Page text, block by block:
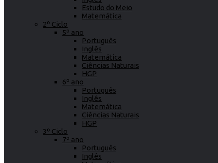
Estudo do Meio
Matemática
2º Ciclo
5º ano
Português
Inglês
Matemática
Ciências Naturais
HGP
6º ano
Português
Inglês
Matemática
Ciências Naturais
HGP
3º Ciclo
7º ano
Português
Inglês